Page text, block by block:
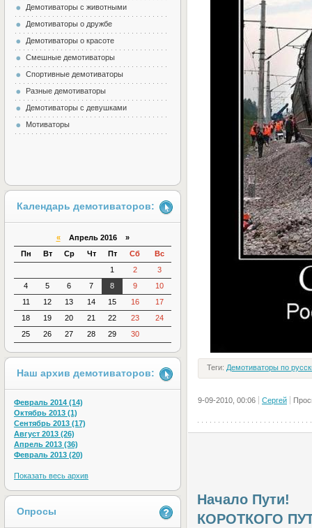
Теги: Демотиваторы по
9-09-2010, 00:06 Сергей
Начало Пути!
КОРОТКОГО
Демотиваторы с животными
Демотиваторы о дружбе
Демотиваторы о красоте
Смешные демотиваторы
Спортивные демотиваторы
Разные демотиваторы
Демотиваторы с девушками
Мотиваторы
Календарь демотиваторов:
«Апрель 2016 »
Пн
Вт Ср Чт Пт Сб
Вс
1
2
3
4
5 6 7 8 9
10
11
12 13 14 15 16
17
18
19 20 21 22 23
24
25
26 27 28 29 30
Наш архив демотиваторов:
Февраль 2014 (14)
Октябрь 2013 (1)
Сентябрь 2013 (17)
Август 2013 (26)
Апрель 2013 (36)
Февраль 2013 (20)
Показать весь архив
Опросы